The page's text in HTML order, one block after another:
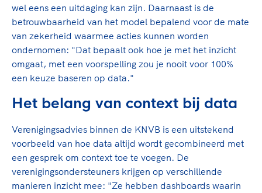
wel eens een uitdaging kan zijn. Daarnaast is de
betrouwbaarheid van het model bepalend voor de mate
van zekerheid waarmee acties kunnen worden
ondernomen: "Dat bepaalt ook hoe je met het inzicht
omgaat, met een voorspelling zou je nooit voor 100%
een keuze baseren op data."
Het belang van context bij data
Verenigingsadvies binnen de KNVB is een uitstekend
voorbeeld van hoe data altijd wordt gecombineerd met
een gesprek om context toe te voegen. De
verenigingsondersteuners krijgen op verschillende
manieren inzicht mee: "Ze hebben dashboards waarin